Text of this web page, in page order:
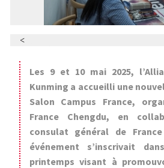
Les 9 et 10 mai 2025,
Kunming a accueilli une
Salon Campus France,
France Chengdu, en
consulat général de
événement s’inscrivait
printemps visant à